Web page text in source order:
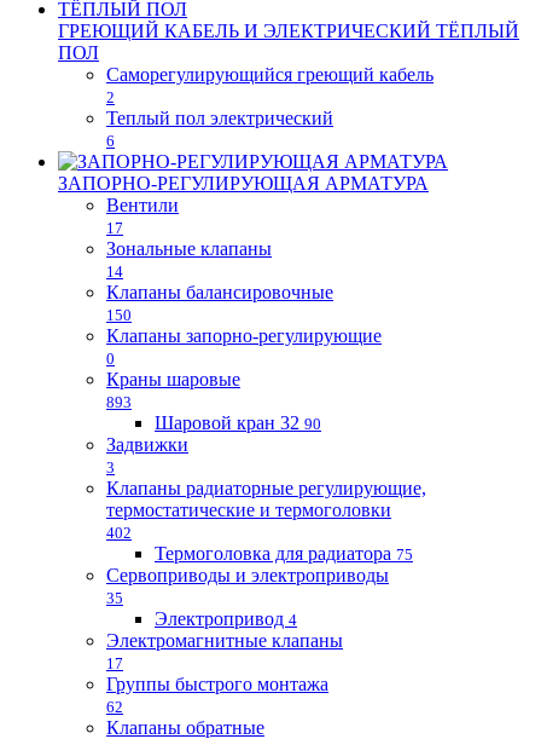
ГРЕЮЩИЙ КАБЕЛЬ И ЭЛЕКТРИЧЕСКИЙ ТЁПЛЫЙ
ПОЛ
Саморегулирующийся греющий кабель
2
Теплый пол электрический
6
ЗАПОРНО-РЕГУЛИРУЮЩАЯ АРМАТУРА
Вентили
17
Зональные клапаны
14
Клапаны балансировочные
150
Клапаны запорно-регулирующие
0
Краны шаровые
893
Шаровой кран 32 90
Задвижки
3
Клапаны радиаторные регулирующие,
термостатические и термоголовки
402
Термоголовка для радиатора 75
Сервоприводы и электроприводы
35
Электропривод 4
Электромагнитные клапаны
17
Группы быстрого монтажа
62
Клапаны обратные